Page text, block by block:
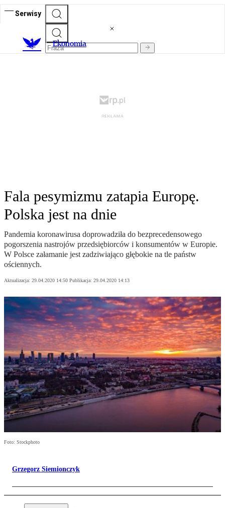
Serwisy
Ekonomia
Fala pesymizmu zatapia Europę.
Polska jest na dnie
Pandemia koronawirusa doprowadziła do bezprecedensowego
pogorszenia nastrojów przedsiębiorców i konsumentów w Europie.
W Polsce załamanie jest zadziwiająco głębokie na tle państw
ościennych.
Aktualizacja: 29.04.2020 14:50 Publikacja: 29.04.2020 14:13
Foto: Stockphoto
Grzegorz Siemionczyk